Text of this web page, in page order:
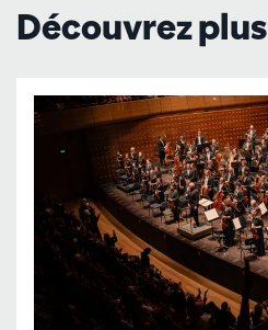
Découvrez plus